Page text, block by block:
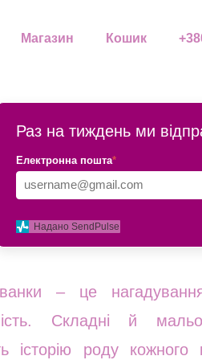
Магазин Кошик
четвер травня,
багатовікових
нашу
– це
Складні й
історію роду
Раз на тиждень ми
Електронна пошта*
Надано SendPulse